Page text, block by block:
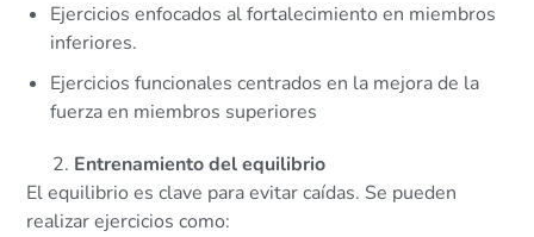
Ejercicios enfocados al fortalecimiento en miembros
inferiores.
Ejercicios funcionales centrados en la mejora de la
fuerza en miembros superiores
Entrenamiento del equilibrio
El equilibrio es clave para evitar caídas. Se pueden
realizar ejercicios como: